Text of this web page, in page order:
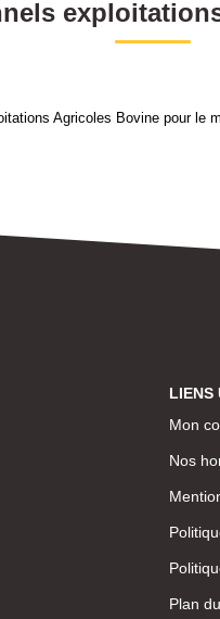
Agricoles Bovine pour le
LIENS
Mon
Nos
Plan